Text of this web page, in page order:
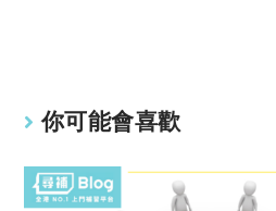
你可能會喜歡